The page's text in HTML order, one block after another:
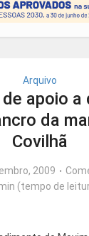
Arquivo
apoio a
da
Covilhã
2009
(tempo de